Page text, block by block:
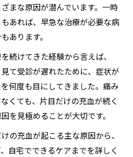
まな原因が潜んでいます。一時
あれば、早急な治療が必要な病
あります。
続けてきた経験から言えば、
見て受診が遅れたために、症状が
何度も目にしてきました。痛み
くても、片目だけの充血が続く
を見極めることが大切です。
の充血が起こる主な原因から、
自宅でできるケアまでを詳しく